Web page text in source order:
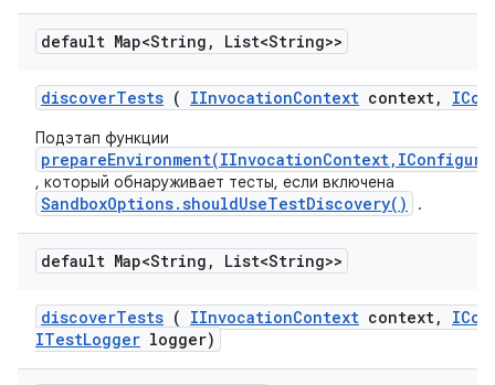
default Map<String , List<String>>
discoverTests ( IInvocationContext context,
Подэтап функции
, который обнаруживает тесты, если включена
SandboxOptions.shouldUseTestDiscovery() .
default Map<String , List<String>>
discoverTests ( IInvocationContext context,
ITestLogger logger)